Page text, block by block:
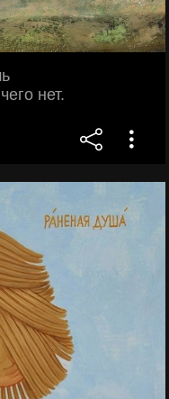
нет.